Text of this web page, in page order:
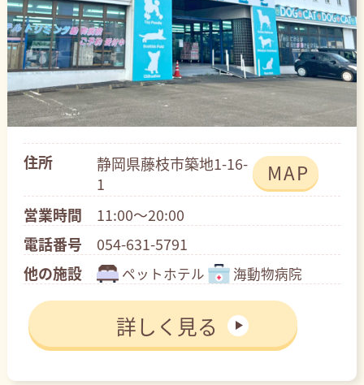
住所
静岡県藤枝市築地1-16-
1
MAP
営業時間
11:00～20:00
電話番号
054-631-5791
他の施設
ペットホテル 海動物病院
詳しく見る